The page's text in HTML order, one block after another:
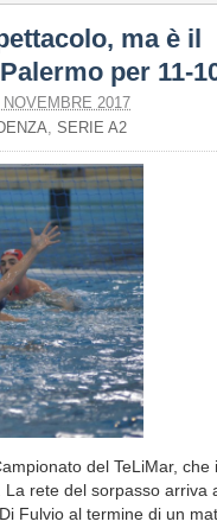
ma è il
per 11-
2017
, SERIE A2
del TeLiMar, che
rete del sorpasso arriva
Fulvio al termine di un